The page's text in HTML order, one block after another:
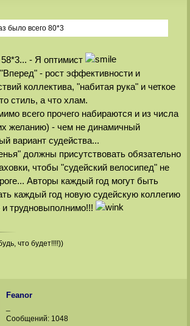
было всего 80*3
- Я оптимист
- рост эффективности и
коллектива, "набитая рука" и четкое
стиль, а что хлам.
всего прочего набираются и из числа
желанию) - чем не динамичный
вариант судейства...
должны присутствовать обязательно
чтобы "судейский велосипед" не
Авторы каждый год могут быть
каждый год новую судейскую коллегию
и трудновыполнимо!!!
что будет!!!!))
Feanor
Сообщений: 1048